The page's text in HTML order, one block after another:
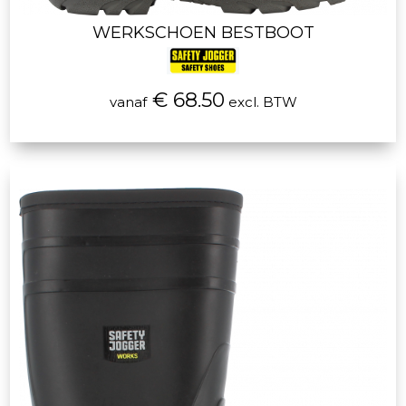
WERKSCHOEN BESTBOOT
vanaf€ 68.50 excl. BTW